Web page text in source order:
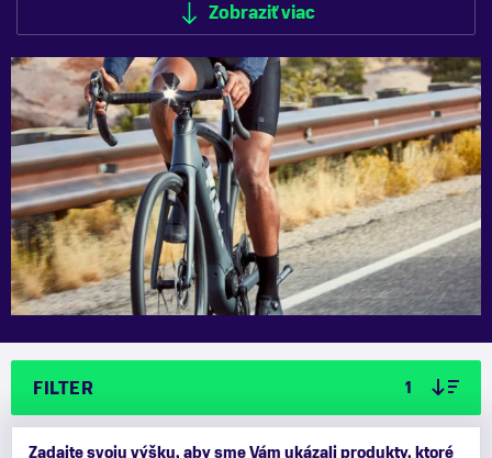
Zobraziť viac
Zobraziť menej
FILTER 1
Zadajte svoju výšku, aby sme Vám ukázali produkty, ktoré